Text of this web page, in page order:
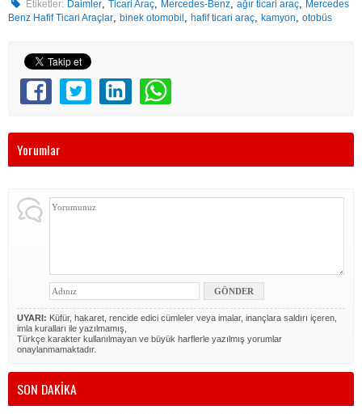
Etiketler: Daimler,Ticari Araç, Mercedes-Benz,ağır ticari araç, Mercedes
Benz Hafif Ticari Araçlar, binek otomobil , hafif ticari araç, kamyon, otobüs
Yorumlar
UYARI: Küfür, hakaret, rencide edici cümleler veya imalar, inançlara saldırı içeren,
imla kuralları ile yazılmamış,
Türkçe karakter kullanılmayan ve büyük harflerle yazılmış yorumlar
onaylanmamaktadır.
SON DAKİKA